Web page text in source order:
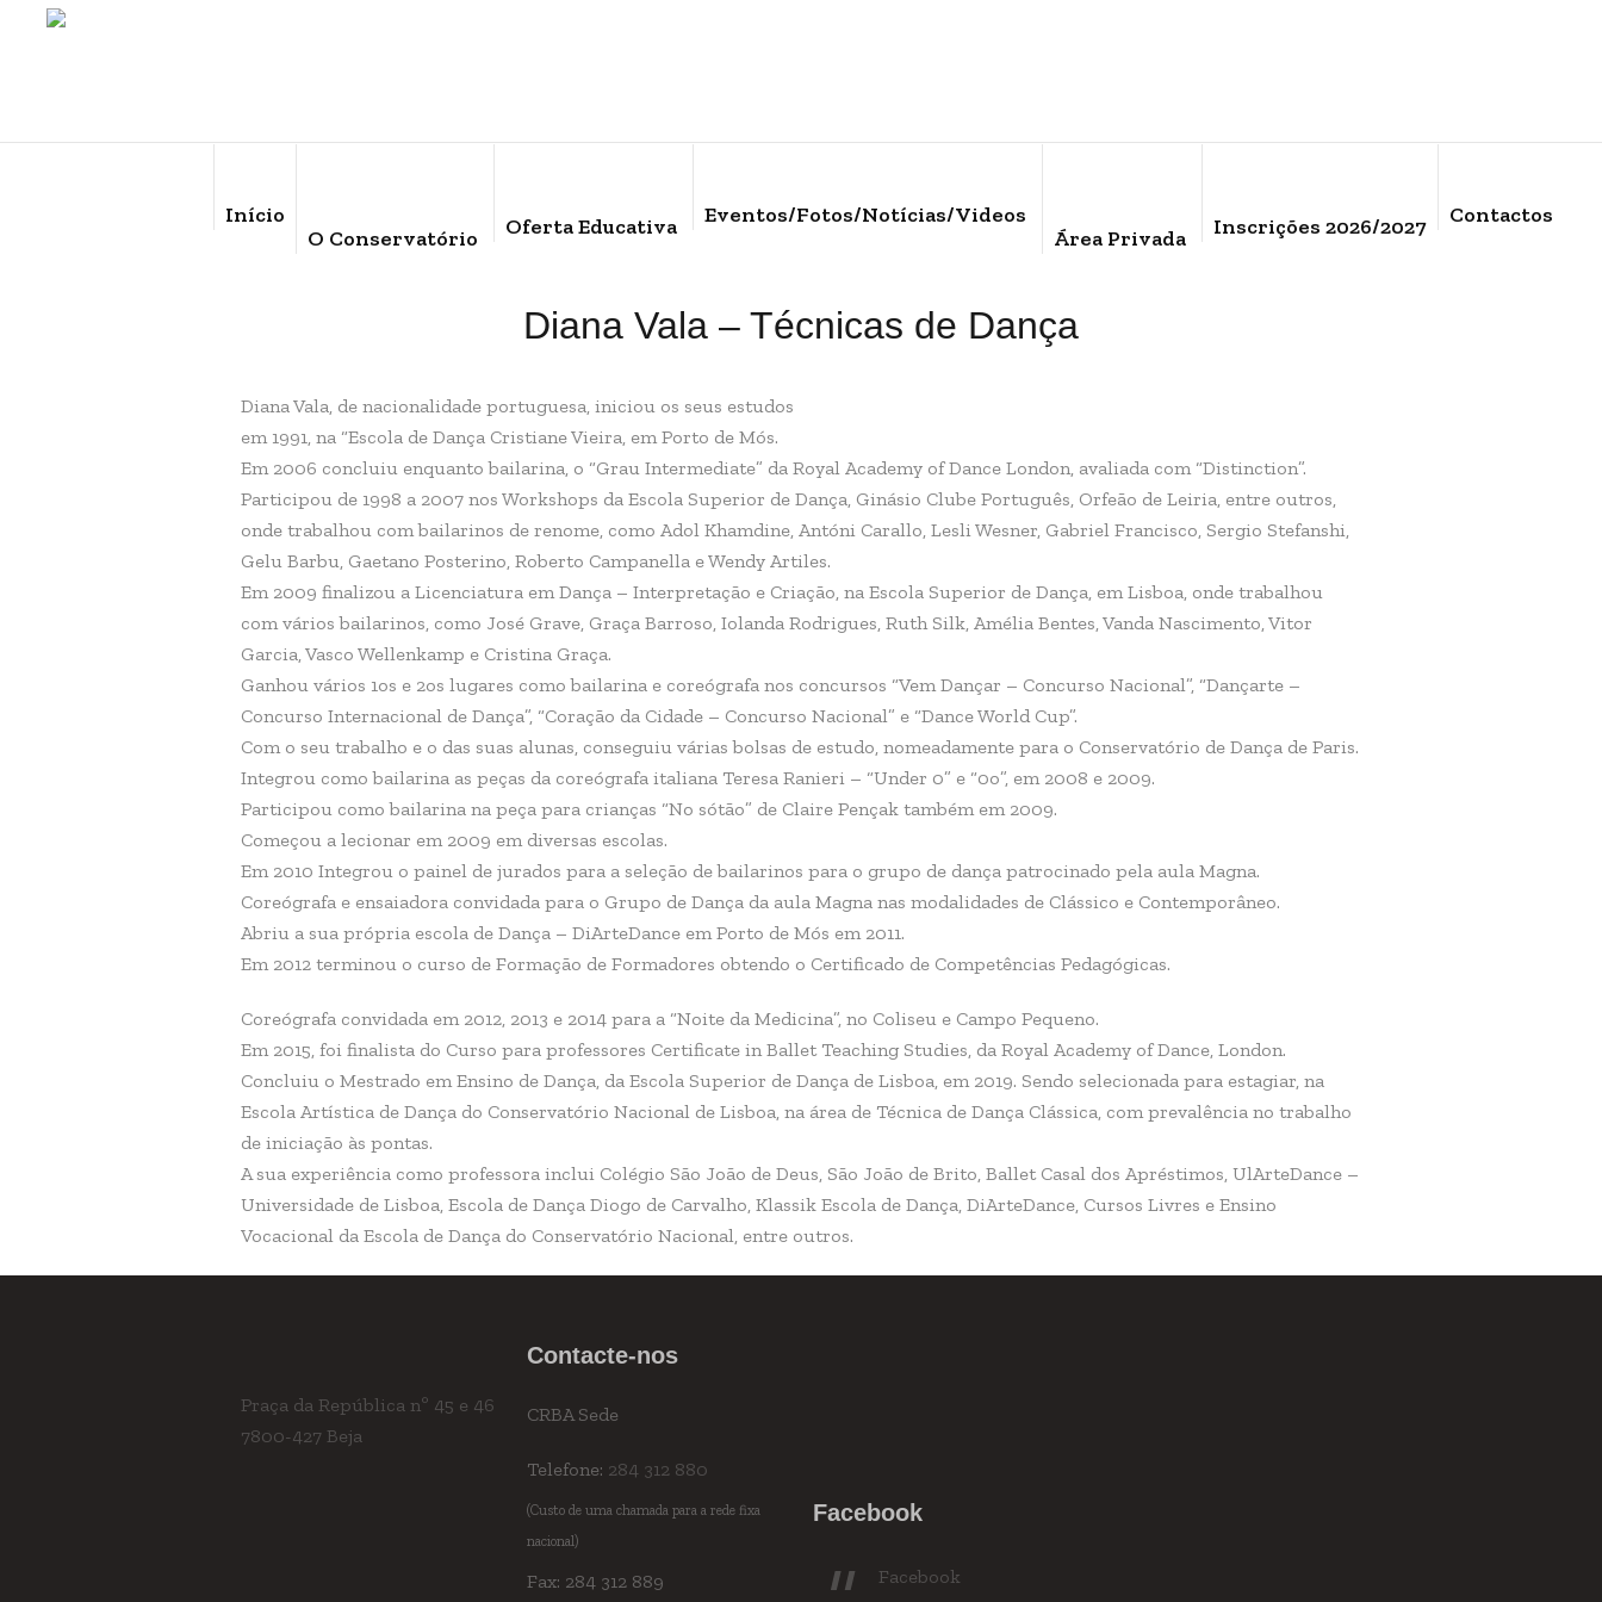
Início
O Conservatório
Oferta Educativa
Eventos/Fotos/Notícias/Videos
Área Privada
Inscrições 2026/2027 Contactos
Diana Vala – Técnicas de Dança
Diana Vala, de nacionalidade portuguesa, iniciou os seus estudos
em 1991, na “Escola de Dança Cristiane Vieira, em Porto de Mós.
Em 2006 concluiu enquanto bailarina, o “Grau Intermediate” da Royal Academy of Dance London, avaliada com “Distinction”.
Participou de 1998 a 2007 nos Workshops da Escola Superior de Dança, Ginásio Clube Português, Orfeão de Leiria, entre outros,
onde trabalhou com bailarinos de renome, como Adol Khamdine, Antóni Carallo, Lesli Wesner, Gabriel Francisco, Sergio Stefanshi,
Gelu Barbu, Gaetano Posterino, Roberto Campanella e Wendy Artiles.
Em 2009 finalizou a Licenciatura em Dança – Interpretação e Criação, na Escola Superior de Dança, em Lisboa, onde trabalhou
com vários bailarinos, como José Grave, Graça Barroso, Iolanda Rodrigues, Ruth Silk, Amélia Bentes, Vanda Nascimento, Vitor
Garcia, Vasco Wellenkamp e Cristina Graça.
Ganhou vários 1os e 2os lugares como bailarina e coreógrafa nos concursos “Vem Dançar – Concurso Nacional”, “Dançarte –
Concurso Internacional de Dança”, “Coração da Cidade – Concurso Nacional” e “Dance World Cup”.
Com o seu trabalho e o das suas alunas, conseguiu várias bolsas de estudo, nomeadamente para o Conservatório de Dança de Paris.
Integrou como bailarina as peças da coreógrafa italiana Teresa Ranieri – “Under 0” e “0o”, em 2008 e 2009.
Participou como bailarina na peça para crianças “No sótão” de Claire Pençak também em 2009.
Começou a lecionar em 2009 em diversas escolas.
Em 2010 Integrou o painel de jurados para a seleção de bailarinos para o grupo de dança patrocinado pela aula Magna.
Coreógrafa e ensaiadora convidada para o Grupo de Dança da aula Magna nas modalidades de Clássico e Contemporâneo.
Abriu a sua própria escola de Dança – DiArteDance em Porto de Mós em 2011.
Em 2012 terminou o curso de Formação de Formadores obtendo o Certificado de Competências Pedagógicas.
Coreógrafa convidada em 2012, 2013 e 2014 para a “Noite da Medicina”, no Coliseu e Campo Pequeno.
Em 2015, foi finalista do Curso para professores Certificate in Ballet Teaching Studies, da Royal Academy of Dance, London.
Concluiu o Mestrado em Ensino de Dança, da Escola Superior de Dança de Lisboa, em 2019. Sendo selecionada para estagiar, na
Escola Artística de Dança do Conservatório Nacional de Lisboa, na área de Técnica de Dança Clássica, com prevalência no trabalho
de iniciação às pontas.
A sua experiência como professora inclui Colégio São João de Deus, São João de Brito, Ballet Casal dos Apréstimos, UlArteDance –
Universidade de Lisboa, Escola de Dança Diogo de Carvalho, Klassik Escola de Dança, DiArteDance, Cursos Livres e Ensino
Vocacional da Escola de Dança do Conservatório Nacional, entre outros.
Praça da República nº 45 e 46
7800-427 Beja
Contacte-nos
CRBA Sede
Telefone: 284 312 880
(Custo de uma chamada para a rede fixa
nacional)
Fax: 284 312 889
Facebook
Facebook